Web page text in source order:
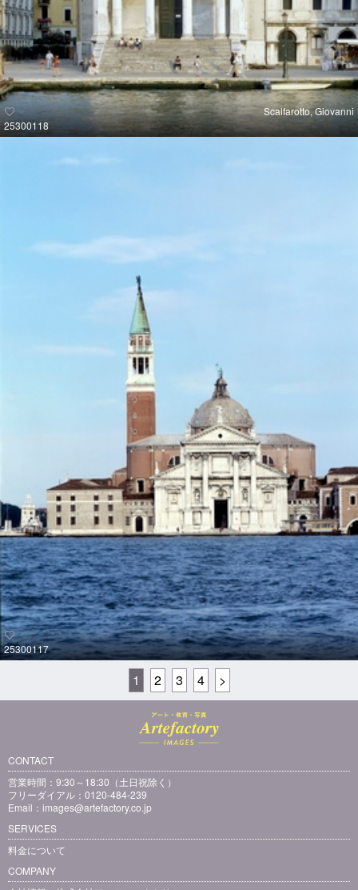
25300118
Scalfarotto, Giovanni
25300117
1 2 3 4 >
CONTACT
営業時間：9:30～18:30（土日祝除く）
フリーダイアル：0120-484-239
Email： images@artefactory.co.jp
SERVICES
料金について
COMPANY